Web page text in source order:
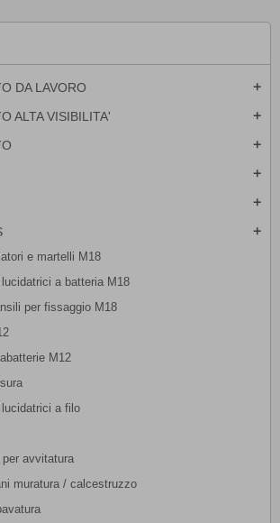
DA LAVORO add
ALTA VISIBILITA' add
add
add
add
add
e martelli M18
a batteria M18
per fissaggio M18
M12
a filo
avvitatura
muratura / calcestruzzo